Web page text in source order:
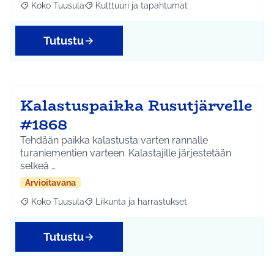
Rajaa tulokset aihepiirin mukaan: Koko Tuusula
Koko Tuusula Rajaa tulokset teeman mukaan: Kulttuuri ja
Kulttuuri ja tapahtumat
Tutustu
Kalastuspaikka Rusutjärvelle
#1868
Tehdään paikka kalastusta varten rannalle
turaniementien varteen. Kalastajille järjestetään
selkeä …
Arvioitavana
Rajaa tulokset aihepiirin mukaan: Koko Tuusula
Koko Tuusula Rajaa tulokset teeman mukaan: Liikunta ja
Liikunta ja harrastukset
Tutustu